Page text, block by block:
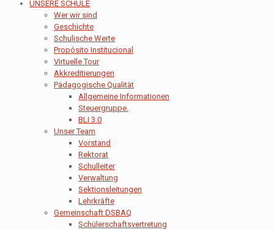
UNSERE SCHULE
Wer wir sind
Geschichte
Schulische Werte
Propósito Institucional
Virtuelle Tour
Akkreditierungen
Pädagogische Qualität
Allgemeine Informationen
Steuergruppe.
BLI 3.0
Unser Team
Vorstand
Rektorat
Schulleiter
Verwaltung
Sektionsleitungen
Lehrkräfte
Gemeinschaft DSBAQ
Schülerschaftsvertretung